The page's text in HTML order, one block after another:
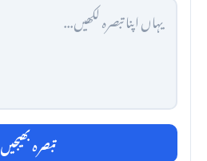
تبصرہ بھیجیں